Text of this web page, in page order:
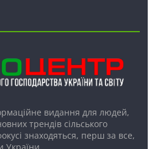
видання для людей,
трендів сільського
знаходяться, перш за все,